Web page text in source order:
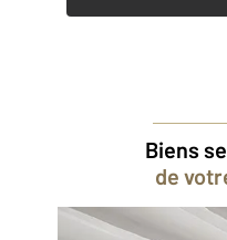
Biens
de